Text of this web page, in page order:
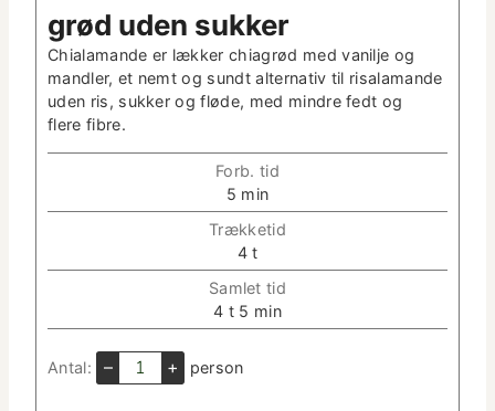
grød uden sukker
Chiala­mande er lækker chi­a­grød med vanil­je og
man­dler, et nemt og sundt alter­na­tiv til risala­mande
uden ris, sukker og fløde, med min­dre fedt og
flere fibre.
Forb. tid
5 m
i
n
­
u
t
­
e
min
Trækketid
4t
i
m
e
t
Sam­let tid
4t
i
e
t 5 m
i
min
Antal: – + per­son